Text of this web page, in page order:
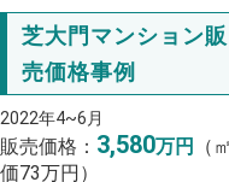
芝大門マンション販
売価格事例
2022年4~6月
販売価格： 3,580万円
（
価73万円）